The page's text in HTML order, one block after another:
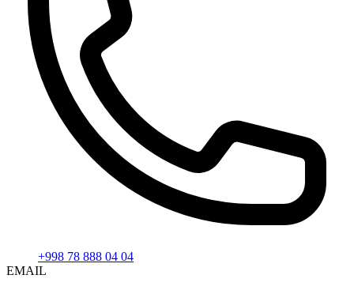
+998 78 888 04 04
EMAIL